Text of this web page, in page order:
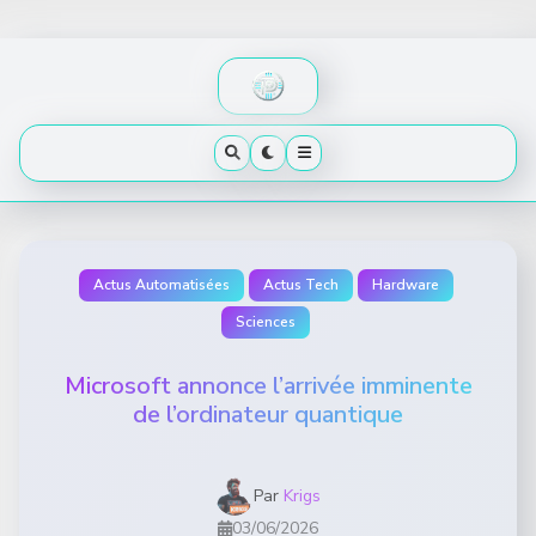
Actus Automatisées Actus Tech
Hardware
Sciences
Microsoft annonce l’arrivée imminente
de l’ordinateur quantique
Par Krigs
03/06/2026